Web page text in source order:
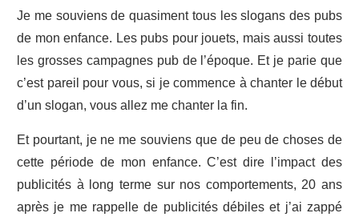
Je me souviens de quasiment tous les slogans des pubs
de mon enfance. Les pubs pour jouets, mais aussi toutes
les grosses campagnes pub de l’époque. Et je parie que
c’est pareil pour vous, si je commence à chanter le début
d’un slogan, vous allez me chanter la fin.
Et pourtant, je ne me souviens que de peu de choses de
cette période de mon enfance. C’est dire l’impact des
publicités à long terme sur nos comportements, 20 ans
après je me rappelle de publicités débiles et j’ai zappé